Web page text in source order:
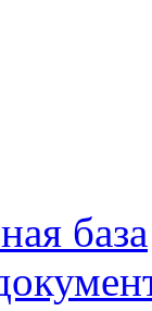
база